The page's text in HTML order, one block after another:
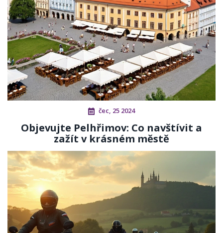
čec, 25 2024
Objevujte Pelhřimov: Co navštívit a
zažít v krásném městě